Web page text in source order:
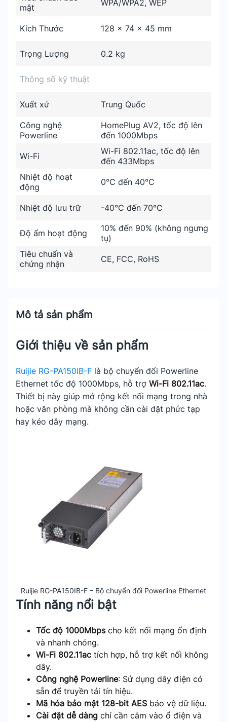
Mô tả sản phẩm
Giới thiệu về sản phẩm
Ruijie RG-PA150IB-F là bộ chuyển đổi Powerline
Ethernet tốc độ 1000Mbps, hỗ trợ Wi-Fi 802.11ac.
Thiết bị này giúp mở rộng kết nối mạng trong nhà
hoặc văn phòng mà không cần cài đặt phức tạp
hay kéo dây mạng.
Ruijie RG-PA150IB-F – Bộ chuyển đổi Powerline Ethernet
Tính năng nổi bật
Tốc độ 1000Mbpscho kết nối mạng ổn định
và nhanh chóng.
Wi-Fi 802.11ac tích hợp, hỗ trợ kết nối không
dây.
Công nghệ Powerline: Sử dụng dây điện có
sẵn để truyền tải tín hiệu.
Mã hóa bảo mật 128-bit AES bảo vệ dữ liệu.
Cài đặt dễ dàng chỉ cần cắm vào ổ điện và
mật
WPA/WPA2, WEP
Kích Thước 128 x 74 x 45 mm
Trọng Lượng 0.2 kg
Thông số kỹ thuật
Xuất xứ Trung Quốc
Công nghệ
Powerline
HomePlug AV2, tốc độ lên
đến 1000Mbps
Wi-Fi
Wi-Fi 802.11ac, tốc độ lên
đến 433Mbps
Nhiệt độ hoạt
động
0°C đến 40°C
Nhiệt độ lưu trữ -40°C đến 70°C
Độ ẩm hoạt động
10% đến 90% (không ngưng
tụ)
Tiêu chuẩn và
chứng nhận
CE, FCC, RoHS